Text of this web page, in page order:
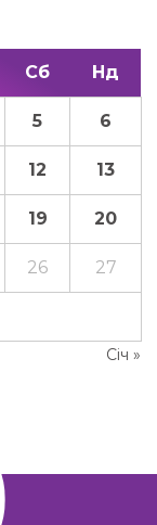
Сб Нд
Січ »
5 6
12 13
19 20
26 27